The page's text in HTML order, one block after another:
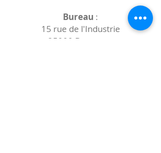
Bureau :
15 rue de l'Industrie
25000 Besançon